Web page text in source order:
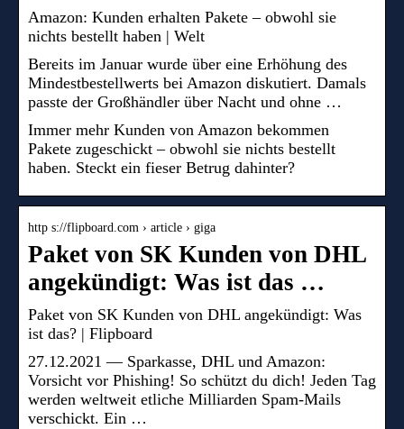
Amazon: Kunden erhalten Pakete – obwohl sie
nichts bestellt haben | Welt
Bereits im Januar wurde über eine Erhöhung des
Mindestbestellwerts bei Amazon diskutiert. Damals
passte der Großhändler über Nacht und ohne …
Immer mehr Kunden von Amazon bekommen
Pakete zugeschickt – obwohl sie nichts bestellt
haben. Steckt ein fieser Betrug dahinter?
http s://flipboard.com › article › giga
Paket von SK Kunden von DHL
angekündigt: Was ist das …
Paket von SK Kunden von DHL angekündigt: Was
ist das? | Flipboard
27.12.2021 — Sparkasse, DHL und Amazon:
Vorsicht vor Phishing! So schützt du dich! Jeden Tag
werden weltweit etliche Milliarden Spam-Mails
verschickt. Ein …